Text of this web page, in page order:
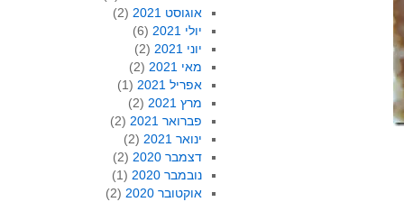
אוגוסט 2021
(2)
יולי 2021
(6)
יוני 2021
(2)
מאי 2021
(2)
אפריל 2021
(1)
מרץ 2021
(2)
פברואר 2021
(2)
ינואר 2021
(2)
דצמבר 2020
(2)
נובמבר 2020
(1)
אוקטובר 2020
(2)